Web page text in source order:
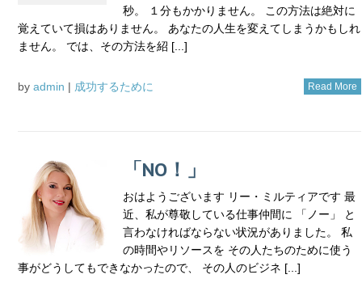
秒。 １分もかかりません。 この方法は絶対に
覚えていて損はありません。 あなたの人生を変えてしまうかもしれ
ません。 では、その方法を紹 [...]
by admin | 成功するために Read More
「NO！」
おはようございます リー・ミルティアです 最
近、私が尊敬している仕事仲間に 「ノー」 と
言わなければならない状況がありました。 私
の時間やリソースを その人たちのために使う
事がどうしてもできなかったので、 その人のビジネ [...]